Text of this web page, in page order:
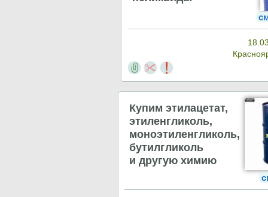
Купим этилацетат,
этиленгликоль,
моноэтиленгликоль,
бутилгликоль
и другую химию